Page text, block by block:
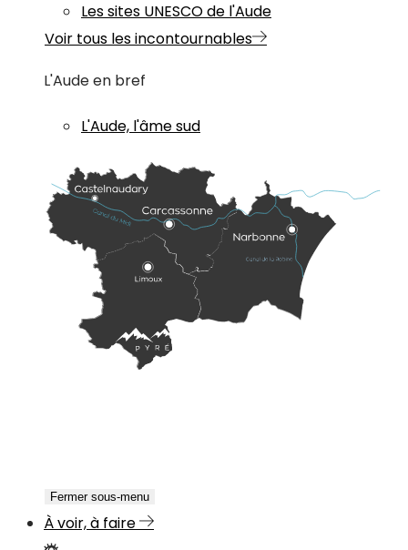
Les sites UNESCO de l'Aude
Voir tous les incontournables
L'Aude en bref
L'Aude, l'âme sud
Fermer sous-menu
À voir, à faire